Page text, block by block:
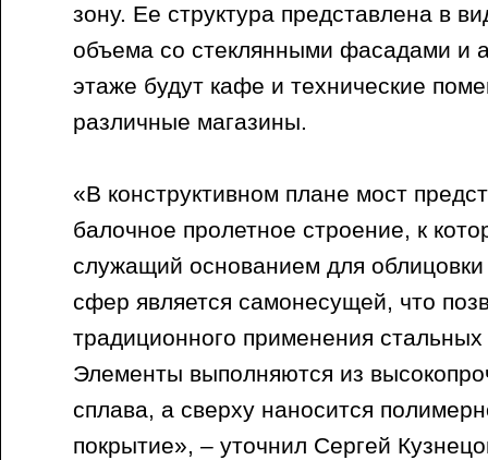
зону. Ее структура представлена в
объема со стеклянными фасадами и
этаже будут кафе и технические
различные магазины.
«В конструктивном плане мост
балочное пролетное строение, к
служащий основанием для
сфер является самонесущей, что
традиционного применения
Элементы выполняются из
сплава, а сверху наносится
покрытие», – уточнил Сергей